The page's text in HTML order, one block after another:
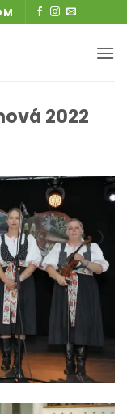
2022